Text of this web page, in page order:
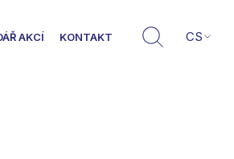
AKCÍ KONTAKT CS